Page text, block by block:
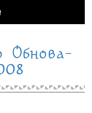
Обнова-